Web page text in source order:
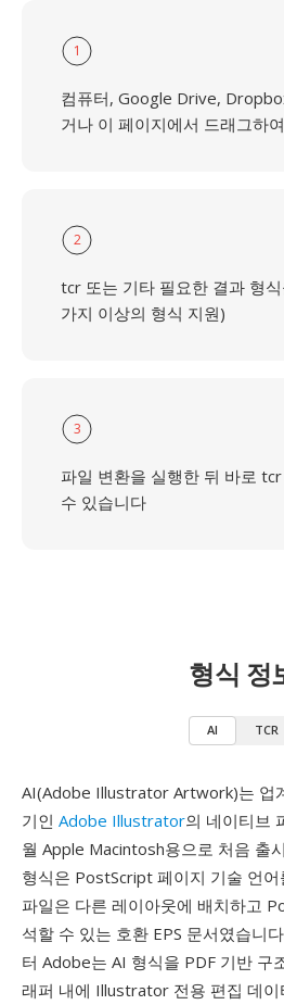
1
컴퓨터, Google Drive,
거나 이 페이지에서 드래그하
2
tcr 또는 기타 필요한 결과 형
가지 이상의 형식 지원)
3
파일 변환을 실행한 뒤 바로
수 있습니다
형식 정
AI TCR
AI(Adobe Illustrator Artwork)는 업
기인 Adobe Illustrator의 네이티브
월 Apple Macintosh용으로 처음 출
형식은 PostScript 페이지 기술 언
파일은 다른 레이아웃에 배치하고
석할 수 있는 호환 EPS 문서였습니
터 Adobe는 AI 형식을 PDF 기반 구
래퍼 내에 Illustrator 전용 편집 데이